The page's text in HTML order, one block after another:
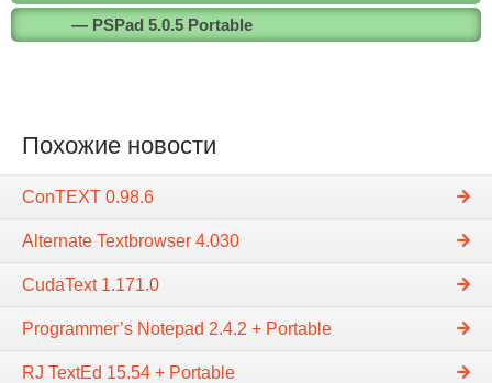
— PSPad 5.0.5 Portable
Похожие новости
ConTEXT 0.98.6
Alternate Textbrowser 4.030
CudaText 1.171.0
Programmer’s Notepad 2.4.2 + Portable
RJ TextEd 15.54 + Portable